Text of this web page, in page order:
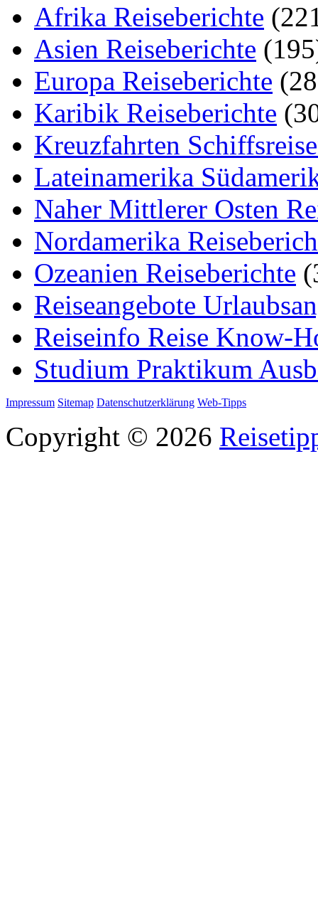
Afrika Reiseberichte
Asien Reiseberichte
Europa Reiseberichte
Karibik Reiseberichte
Kreuzfahrten
Lateinamerika
Naher Mittlerer Osten
Nordamerika
Ozeanien Reiseberichte
Reiseangebote
Reiseinfo Reise Know-
Studium Praktikum
Impressum Sitemap Datenschutzerklärung Web-Tipps
Copyright © 2026